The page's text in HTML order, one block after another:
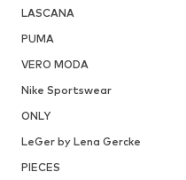
LASCANA
PUMA
VERO MODA
Nike Sportswear
ONLY
LeGer by Lena Gercke
PIECES